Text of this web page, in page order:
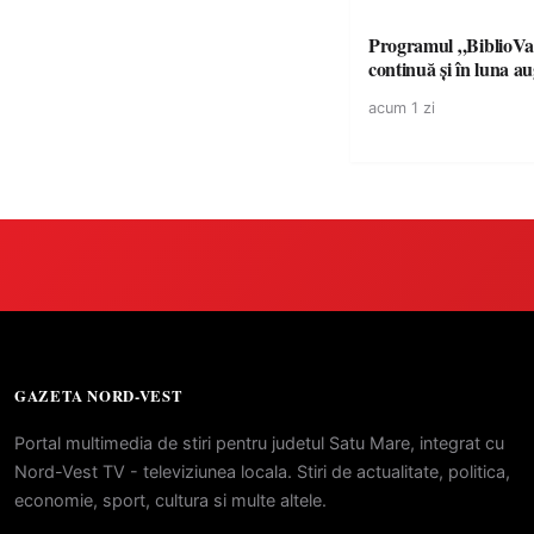
Programul
continuă și în luna
acum 1 zi
GAZETA NORD-VEST
Portal multimedia de stiri pentru judetul Satu Mare, integrat cu
Nord-Vest TV - televiziunea locala. Stiri de actualitate, politica,
economie, sport, cultura si multe altele.